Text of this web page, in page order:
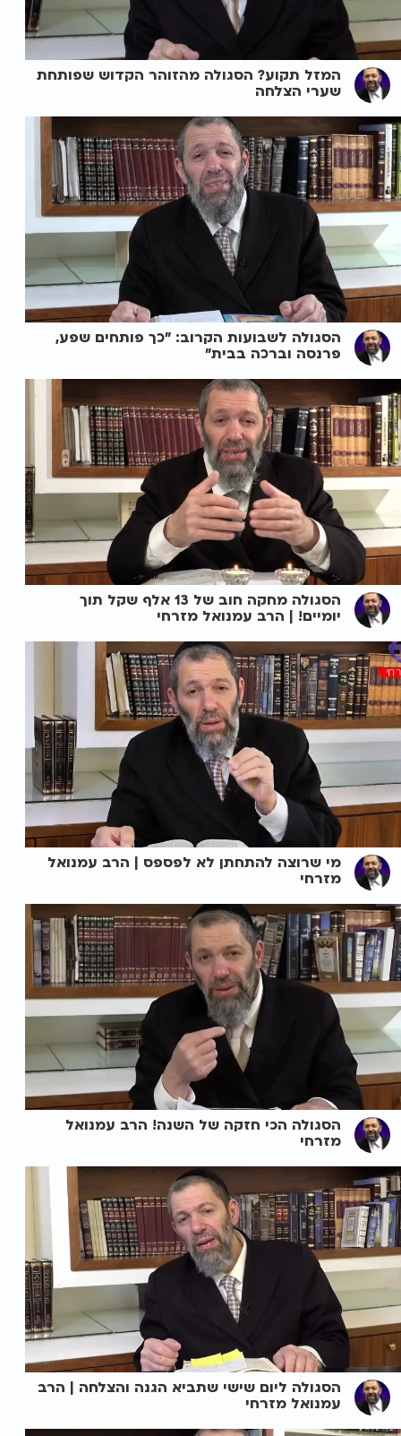
המזל תקוע? הסגולה מהזוהר הקדוש שפותחת
שערי הצלחה
הסגולה לשבועות הקרוב: "כך פותחים שפע,
פרנסה וברכה בבית"
הסגולה מחקה חוב של 13 אלף שקל תוך
יומיים! | הרב עמנואל מזרחי
מי שרוצה להתחתן לא לפספס | הרב עמנואל
מזרחי
הסגולה הכי חזקה של השנה! הרב עמנואל
מזרחי
הסגולה ליום שישי שתביא הגנה והצלחה | הרב
עמנואל מזרחי